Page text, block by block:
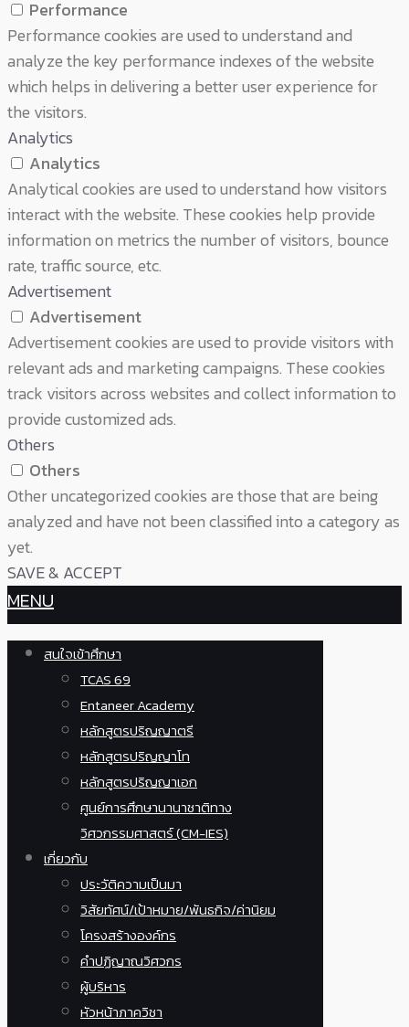
Performance
Performance cookies are used to understand and
analyze the key performance indexes of the website
which helps in delivering a better user experience for
the visitors.
Analytics
Analytics
Analytical cookies are used to understand how visitors
interact with the website. These cookies help provide
information on metrics the number of visitors, bounce
rate, traffic source, etc.
Advertisement
Advertisement
Advertisement cookies are used to provide visitors with
relevant ads and marketing campaigns. These cookies
track visitors across websites and collect information to
provide customized ads.
Others
Others
Other uncategorized cookies are those that are being
analyzed and have not been classified into a category as
yet.
SAVE & ACCEPT
MENU
สนใจเข้าศึกษา
TCAS 69
Entaneer Academy
หลักสูตรปริญญาตรี
หลักสูตรปริญญาโท
หลักสูตรปริญญาเอก
ศูนย์การศึกษานานาชาติทาง
วิศวกรรมศาสตร์ (CM-IES)
เกี่ยวกับ
ประวัติความเป็นมา
วิสัยทัศน์/เป้าหมาย/พันธกิจ/ค่านิยม
โครงสร้างองค์กร
คำปฏิญาณวิศวกร
ผู้บริหาร
หัวหน้าภาควิชา